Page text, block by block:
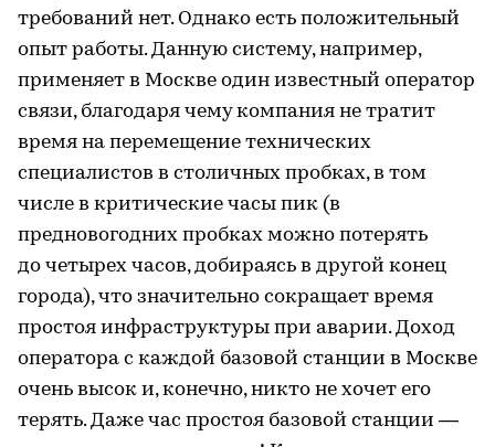
требований нет. Однако есть положительный
опыт работы. Данную систему, например,
применяет в Москве один известный оператор
связи, благодаря чему компания не тратит
время на перемещение технических
специалистов в столичных пробках, в том
числе в критические часы пик (в
предновогодних пробках можно потерять
до четырех часов, добираясь в другой конец
города), что значительно сокращает время
простоя инфраструктуры при аварии. Доход
оператора с каждой базовой станции в Москве
очень высок и, конечно, никто не хочет его
терять. Даже час простоя базовой станции —